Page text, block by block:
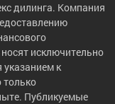
дилинга. Компания
исключительно
к
Публикуемые